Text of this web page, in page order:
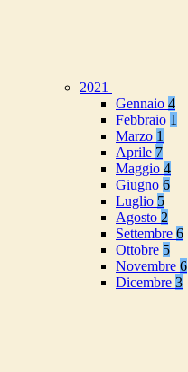
2021
Gennaio 4
Febbraio 1
Marzo 1
Aprile 7
Maggio 4
Giugno 6
Luglio 5
Agosto 2
Settembre 6
Ottobre 5
Novembre 6
Dicembre 3